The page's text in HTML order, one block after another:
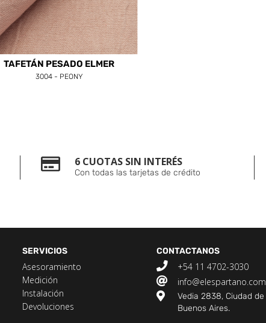
TAFETÁN PESADO ELMER
3004 - PEONY
6 CUOTAS SIN INTERÉS
Con todas las tarjetas de crédito
SERVICIOS
Asesoramiento
Medición
Instalación
Devoluciones
CONTACTANOS
+54 11 4702-3030
info@elespartano.com
Vedia 2838, Ciudad de
Buenos Aires.